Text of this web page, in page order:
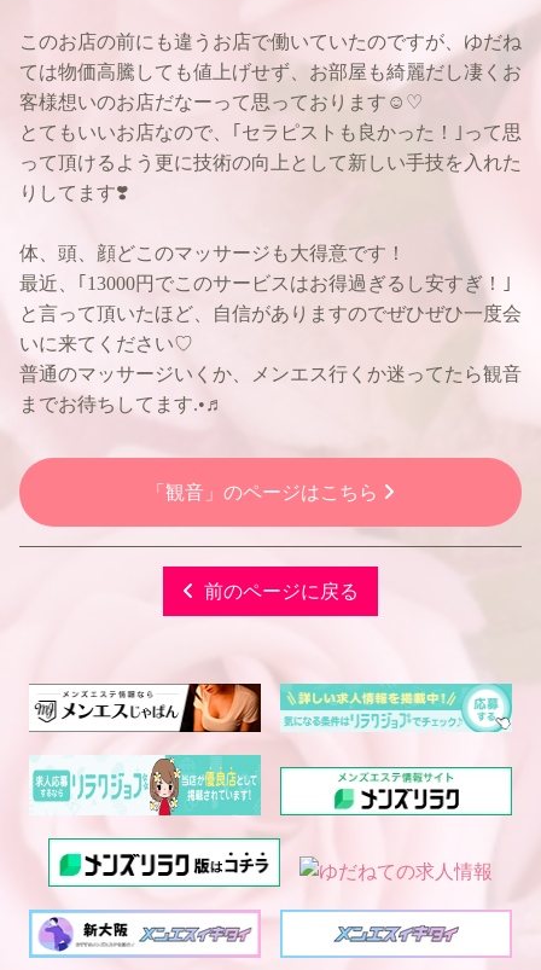
このお店の前にも違うお店で働いていたのですが、ゆだね
ては物価高騰しても値上げせず、お部屋も綺麗だし凄くお
客様想いのお店だなーって思っております☺️♡
とてもいいお店なので、｢セラピストも良かった！｣って思
って頂けるよう更に技術の向上として新しい手技を入れた
りしてます❣️
体、頭、顔どこのマッサージも大得意です！
最近、｢13000円でこのサービスはお得過ぎるし安すぎ！｣
と言って頂いたほど、自信がありますのでぜひぜひ一度会
いに来てください♡
普通のマッサージいくか、メンエス行くか迷ってたら観音
までお待ちしてます.•♬
「観音」のページはこちら
前のページに戻る